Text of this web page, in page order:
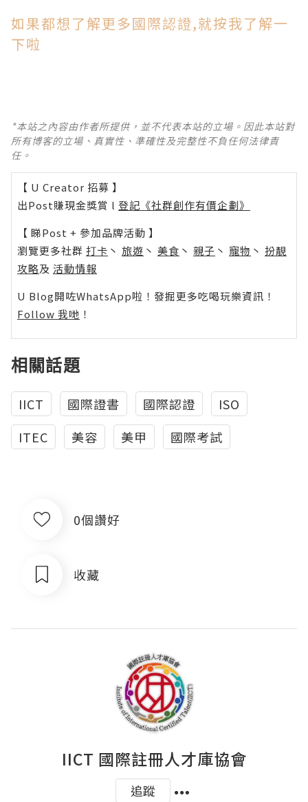
如果都想了解更多國際認證,就按我了解一
下啦
*本站之內容由作者所提供，並不代表本站的立場。因此本站對
所有博客的立場、真實性、準確性及完整性不負任何法律責
任。
【 U Creator 招募 】
出Post賺現金獎賞 l 登記《社群創作有價企劃》
【 睇Post + 參加品牌活動 】
瀏覽更多社群 打卡 丶 旅遊 丶 美食 丶 親子 丶 寵物 丶 扮靚
攻略及 活動情報
U Blog開咗WhatsApp啦！發掘更多吃喝玩樂資訊！
Follow 我哋 ！
相關話題
IICT 國際證書 國際認證
ISO
ITEC
美容 美甲 國際考試
0個讚好
收藏
IICT 國際註冊人才庫協會
追蹤